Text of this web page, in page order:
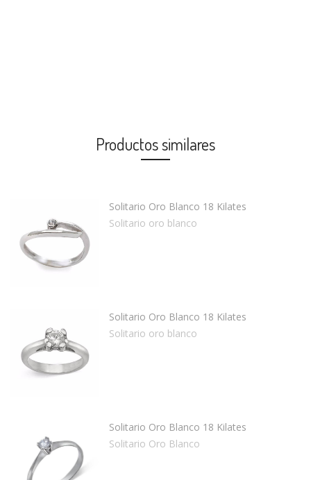
Productos similares
Solitario Oro Blanco 18 Kilates
Solitario oro blanco
Solitario Oro Blanco 18 Kilates
Solitario oro blanco
Solitario Oro Blanco 18 Kilates
Solitario Oro Blanco